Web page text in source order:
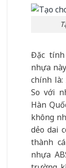
Đặc
nhựa
chính là:
So với
Hàn
không
dẻo dai
thành
nhựa